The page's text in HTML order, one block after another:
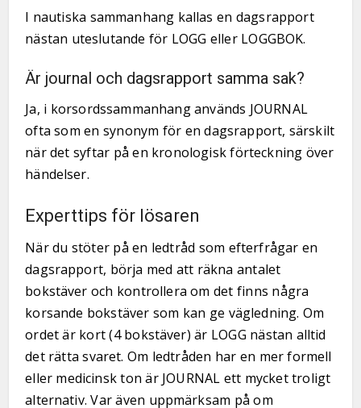
I nautiska sammanhang kallas en dagsrapport
nästan uteslutande för LOGG eller LOGGBOK.
Är journal och dagsrapport samma sak?
Ja, i korsordssammanhang används JOURNAL
ofta som en synonym för en dagsrapport, särskilt
när det syftar på en kronologisk förteckning över
händelser.
Experttips för lösaren
När du stöter på en ledtråd som efterfrågar en
dagsrapport, börja med att räkna antalet
bokstäver och kontrollera om det finns några
korsande bokstäver som kan ge vägledning. Om
ordet är kort (4 bokstäver) är LOGG nästan alltid
det rätta svaret. Om ledtråden har en mer formell
eller medicinsk ton är JOURNAL ett mycket troligt
alternativ. Var även uppmärksam på om